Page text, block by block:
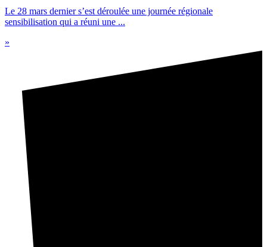
Le 28 mars dernier s’est déroulée une journée régionale
sensibilisation qui a réuni une ...
»